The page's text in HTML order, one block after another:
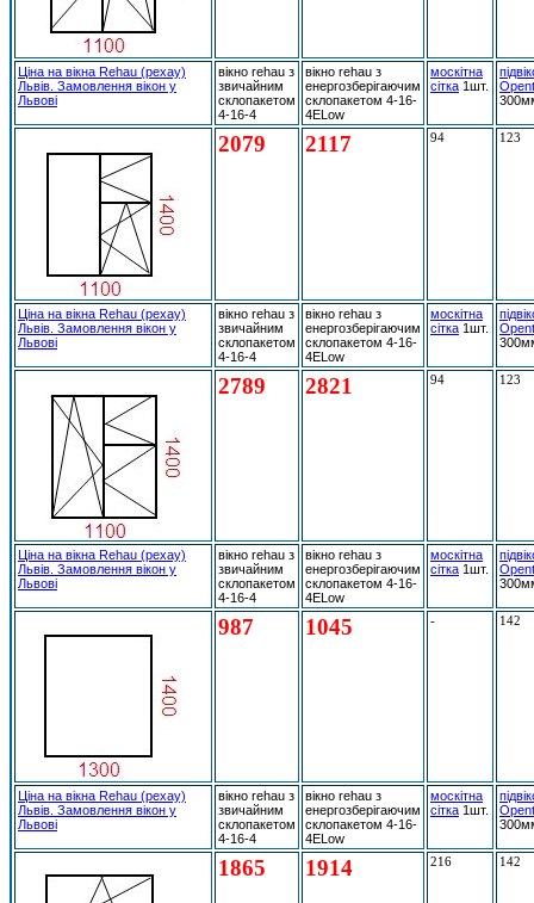
Ціна на вікна Rehau (рехау)
Львів. Замовлення вікон у
Львові
вікно rehau з
звичайним
склопакетом
4-16-4
вікно rehau з
енергозберігаючим
склопакетом 4-16-
4ELow
москітна
сітка 1шт.
2079 2117 94 123
Ціна на вікна Rehau (рехау)
Львів. Замовлення вікон у
Львові
вікно rehau з
звичайним
склопакетом
4-16-4
вікно rehau з
енергозберігаючим
склопакетом 4-16-
4ELow
москітна
сітка 1шт.
2789 2821 94 123
Ціна на вікна Rehau (рехау)
Львів. Замовлення вікон у
Львові
вікно rehau з
звичайним
склопакетом
4-16-4
вікно rehau з
енергозберігаючим
склопакетом 4-16-
4ELow
москітна
сітка 1шт.
987 1045 - 142
Ціна на вікна Rehau (рехау)
Львів. Замовлення вікон у
Львові
вікно rehau з
звичайним
склопакетом
4-16-4
вікно rehau з
енергозберігаючим
склопакетом 4-16-
4ELow
москітна
сітка 1шт.
1865 1914 216 142